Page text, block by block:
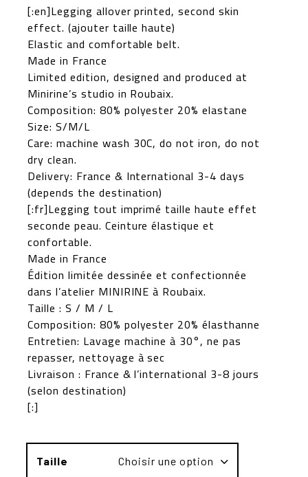
[:en]Legging allover printed, second skin
effect. (ajouter taille haute)
Elastic and comfortable belt.
Made in France
Limited edition, designed and produced at
Minirine’s studio in Roubaix.
Composition: 80% polyester 20% elastane
Size: S/M/L
Care: machine wash 30C, do not iron, do not
dry clean.
Delivery: France & International 3-4 days
(depends the destination)
[:fr]Legging tout imprimé taille haute effet
seconde peau. Ceinture élastique et
confortable.
Made in France
Édition limitée dessinée et confectionnée
dans l’atelier MINIRINE à Roubaix.
Taille : S / M / L
Composition: 80% polyester 20% élasthanne
Entretien: Lavage machine à 30°, ne pas
repasser, nettoyage à sec
Livraison : France & l’international 3-8 jours
(selon destination)
[:]
Taille Choisir une option